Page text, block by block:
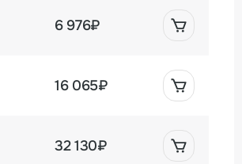
6 976₽
16 065₽
32 130₽